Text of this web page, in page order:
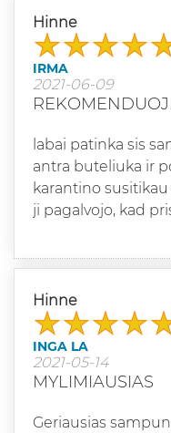
Hinne
IRMA
2021-06-09
labai patinka sis
antra buteliuka ir
karantino
ji pagalvojo, kad
Hinne
INGA LA
2021-05-14
MYLIMIAUSIAS
Geriausias